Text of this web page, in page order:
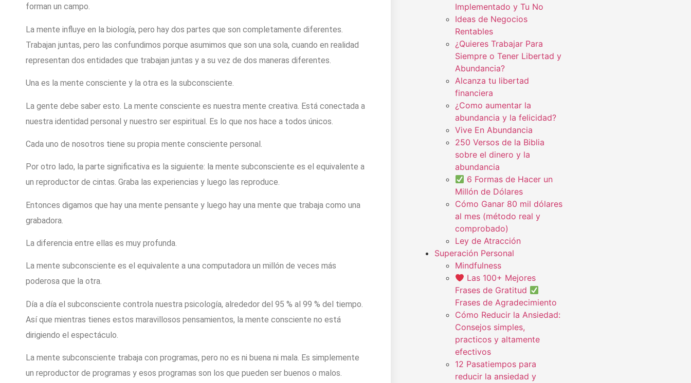
forman un campo.
La mente influye en la biología, pero hay dos partes que son completamente diferentes.
Trabajan juntas, pero las confundimos porque asumimos que son una sola, cuando en realidad
representan dos entidades que trabajan juntas y a su vez de dos maneras diferentes.
Una es la mente consciente y la otra es la subconsciente.
La gente debe saber esto. La mente consciente es nuestra mente creativa. Está conectada a
nuestra identidad personal y nuestro ser espiritual. Es lo que nos hace a todos únicos.
Cada uno de nosotros tiene su propia mente consciente personal.
Por otro lado, la parte significativa es la siguiente: la mente subconsciente es el equivalente a
un reproductor de cintas. Graba las experiencias y luego las reproduce.
Entonces digamos que hay una mente pensante y luego hay una mente que trabaja como una
grabadora.
La diferencia entre ellas es muy profunda.
La mente subconsciente es el equivalente a una computadora un millón de veces más
poderosa que la otra.
Día a día el subconsciente controla nuestra psicología, alrededor del 95 % al 99 % del tiempo.
Así que mientras tienes estos maravillosos pensamientos, la mente consciente no está
dirigiendo el espectáculo.
La mente subconsciente trabaja con programas, pero no es ni buena ni mala. Es simplemente
un reproductor de programas y esos programas son los que pueden ser buenos o malos.
Implementado y Tu No
Ideas de Negocios
Rentables
¿Quieres Trabajar Para
Siempre o Tener Libertad y
Abundancia?
Alcanza tu libertad
financiera
¿Como aumentar la
abundancia y la felicidad?
Vive En Abundancia
250 Versos de la Biblia
sobre el dinero y la
abundancia
6 Formas de Hacer un
Millón de Dólares
Cómo Ganar 80 mil dólares
al mes (método real y
comprobado)
Ley de Atracción
Superación Personal
Mindfulness
Las 100+ Mejores
Frases de Gratitud
Frases de Agradecimiento
Cómo Reducir la Ansiedad:
Consejos simples,
practicos y altamente
efectivos
12 Pasatiempos para
reducir la ansiedad y